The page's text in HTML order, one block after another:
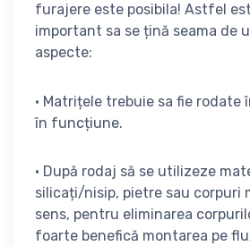
furajere este posibila! Astfel
important sa se țină seama de
aspecte:
• Matrițele trebuie sa fie rodate
în funcțiune.
• După rodaj să se utilizeze
silicați/nisip, pietre sau corpuri
sens, pentru eliminarea
foarte benefică montarea pe